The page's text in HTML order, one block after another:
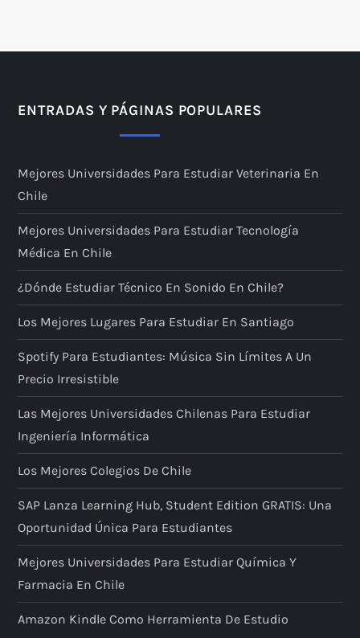
n
c
i
ó
n
d
e
e
n
t
r
a
d
ENTRADAS Y PÁGINAS POPULARES
Mejores Universidades Para Estudiar Veterinaria En
Chile
Mejores Universidades Para Estudiar Tecnología
Médica En Chile
¿Dónde Estudiar Técnico En Sonido En Chile?
Los Mejores Lugares Para Estudiar En Santiago
Spotify Para Estudiantes: Música Sin Límites A Un
Precio Irresistible
Las Mejores Universidades Chilenas Para Estudiar
Ingeniería Informática
Los Mejores Colegios De Chile
SAP Lanza Learning Hub, Student Edition GRATIS: Una
Oportunidad Única Para Estudiantes
Mejores Universidades Para Estudiar Química Y
Farmacia En Chile
Amazon Kindle Como Herramienta De Estudio